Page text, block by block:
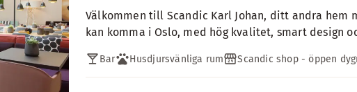
Välkommen till Scandic Karl Johan, ditt andra
kan komma i Oslo, med hög kvalitet, smart design
Bar Husdjursvänliga rum Scandic shop - öppen